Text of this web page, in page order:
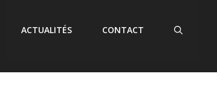
ACTUALITÉS CONTACT